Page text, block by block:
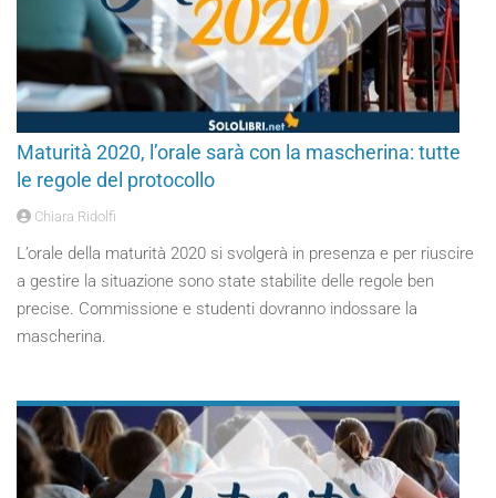
Maturità 2020, l’orale sarà con la mascherina: tutte
le regole del protocollo
Chiara Ridolfi
L’orale della maturità 2020 si svolgerà in presenza e per riuscire
a gestire la situazione sono state stabilite delle regole ben
precise. Commissione e studenti dovranno indossare la
mascherina.